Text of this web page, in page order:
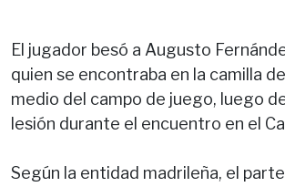
El jugador besó a Augusto
quien se encontraba en la camilla
medio del campo de juego, luego
lesión durante el encuentro en el
Según la entidad madrileña, el